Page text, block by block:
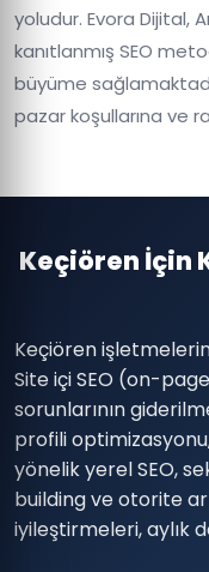
yoludur. Evora Dijital,
kanıtlanmış SEO
büyüme
pazar koşullarına ve
Keçiören İçin
Keçiören
Site içi SEO (on-
sorunlarının
profili
yönelik yerel SEO,
building ve otorite
iyileştirmeleri, aylık